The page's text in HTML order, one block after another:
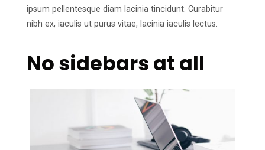
ipsum pellentesque diam lacinia tincidunt. Curabitur
nibh ex, iaculis ut purus vitae, lacinia iaculis lectus.
No sidebars at all